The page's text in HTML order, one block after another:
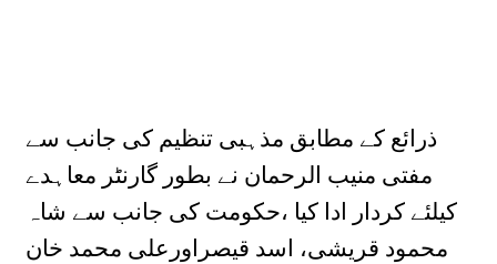
ذرائع کے مطابق مذہبی تنظیم کی جانب سے
مفتی منیب الرحمان نے بطور گارنٹر معاہدے
کیلئے کردار ادا کیا ،حکومت کی جانب سے شاہ
محمود قریشی، اسد قیصراورعلی محمد خان